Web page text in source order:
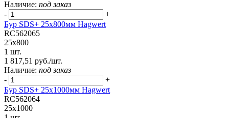
Наличие: под заказ
-
+
Бур SDS+ 25х800мм Hagwert
RC562065
25x800
1 шт.
1 817,51 руб./шт.
Наличие: под заказ
-
+
Бур SDS+ 25х1000мм Hagwert
RC562064
25x1000